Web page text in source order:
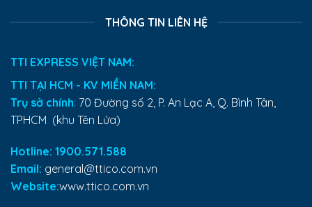
THÔNG TIN LIÊN HỆ
TTI EXPRESS VIỆT NAM:
TTI TẠI HCM - KV MIỀN NAM:
Trụ sở chính: 70 Đường số 2, P. An Lạc A, Q. Bình Tân,
TPHCM (khu Tên Lửa)
Hotline: 1900.571.588
Email: general@ttico.com.vn
Website:www.ttico.com.vn